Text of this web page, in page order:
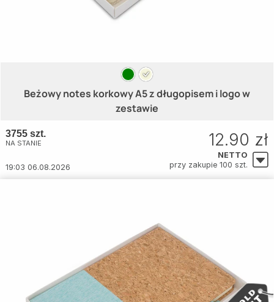
Beżowy notes korkowy A5 z długopisem i logo w
zestawie
3755 szt.
NA STANIE
19:03 06.08.2026
12.90 zł
NETTO
przy zakupie 100 szt.